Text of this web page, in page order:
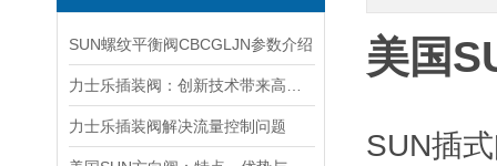
SUN螺纹平衡阀CBCGLJN参数介绍
力士乐插装阀解决流量控制问题
美国
SUN插